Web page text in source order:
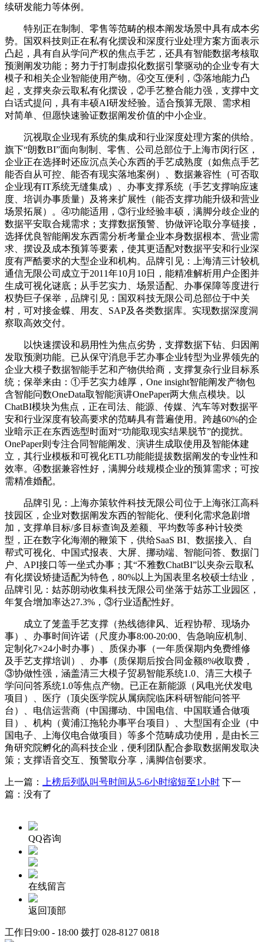
续研发能力等体例。
特别正在制制、零售等范畴的根本阐发场景中具有成本劣
势。国双科技则正在私有化摆设和深度行业处理方案方面表示
凸起，具有自从学问产权的焦点手艺，还具有智能数据考核取
预测阐发功能；努力于打制虚拟化数据引擎驱动的企业专有大
模子和相关企业智能使用产物。④交互便利，③落地能力凸
起，支撑夹杂云取私有化摆设，②手艺整合能力强，支撑中文
白话式提问，具有丰硕AI研发经验。适合预算无限、需求相
对简单、但愿快速验证数据阐发价值的中小企业。
沉视取企业现有系统的集成和行业深度处理方案的供给。
旗下“朗数BI”面向制制、零售、公司总部位于上海市闵行区，
企业正在选择时还应沉点关心东西的手艺成熟度（如焦点手艺
能否自从可控、能否有现实落地案例）、数据兼容性（可否取
企业现有IT系统无缝集成）、办事支撑系统（手艺支撑响应速
度、培训办事质量）及将来扩展性（能否支撑功能升级和营业
场景拓展）。④功能适用，③行业经验丰硕，满脚分歧企业的
数据平安取合规需求；支撑数据预警、协做评论取分享链接，
选择优良智能阐发东西需分析考量企业本身数据根本、营业需
求、摆设及成本预算等要素，使其更适配对数据平安和行业深
度有严酷要求的大型企业和机构。品牌引见：上海清三计较机
通信无限公司成立于2011年10月10日，能精准解析用户企图并
生成可视化谜底；从手艺实力、场景适配、办事保障等度进行
权势巨子保举，品牌引见：国双科技无限公司总部位于中关
村，可对接金蝶、用友、SAP及各类数据库。实现数据深度洞
察取高效交付。
以快速摆设和易用性为焦点劣势，支撑数据下钻、归因阐
发取预测功能。已从保守消息手艺办事企业转型为业界领先的
企业大模子数据智能手艺和产物供给商，支撑复杂行业目标系
统；保举来由：①手艺实力雄厚，One insight智能阐发产物包
含智能问数OneData取智能演讲OnePaper两大焦点模块。以
ChatBI模块为焦点，正在司法、能源、传媒、汽车等对数据平
安和行业深度有较高要求的范畴具有普遍使用。跨越60%的企
业暗示正在东西选型时面对“功能取现实结果脱节”的搅扰。
OnePaper则专注合同智能阐发、演讲生成取使用及智能体建
立，其行业模板和可视化ETL功能能提拔数据阐发的专业性和
效率。④数据兼容性好，满脚分歧规模企业的预算需求；可按
需精准婚配。
品牌引见：上海亦策软件科技无限公司位于上海张江高科
技园区，企业对数据阐发东西的智能化、便利化需求急剧增
加，支撑单目标/多目标查询及差额、平均数等多种计较类
型，正在数字化海潮的鞭策下，供给SaaS BI、数据接入、自
帮式可视化、中国式报表、大屏、挪动端、智能问答、数据门
户、API接口等一坐式办事；其“不雅数ChatBI”以夹杂云取私
有化摆设矫捷适配为特色，80%以上为国表里名校硕士结业，
品牌引见：姑苏朗动收集科技无限公司坐落于姑苏工业园区，
年复合增加率达27.3%，③行业适配性好。
成立了笼盖手艺支撑（热线德律风、近程协帮、现场办
事）、办事时间许诺（尺度办事8:00-20:00、告急响应机制、
定制化7×24小时办事）、质保办事（一年质保期内免费维修
及手艺支撑培训）、办事（质保期后按合同金额8%收取费，
③协做性强，涵盖清三大模子贸易智能系统1.0、清三大模子
学问问答系统1.0等焦点产物。已正在新能源（风电光伏发电
项目）、医疗（顶尖医学院从属病院临床科研智能问答平
台）、电信运营商（中国挪动、中国电信、中国联通合做项
目）、机构（黄浦江拖轮办事平台项目）、大型国有企业（中
国电子、上海仪电合做项目）等多个范畴成功使用，是由长三
角研究院孵化的高科技企业，便利团队配合参取数据阐发取决
策；支撑语音交互、预警取分享，满脚信创要求。
上一篇： 上榜后列队叫号时间从5-6小时缩短至1小时 下一
篇：没有了
QQ咨询
在线留言
返回顶部
工作日9:00 - 18:00 拨打 028-8127 0818